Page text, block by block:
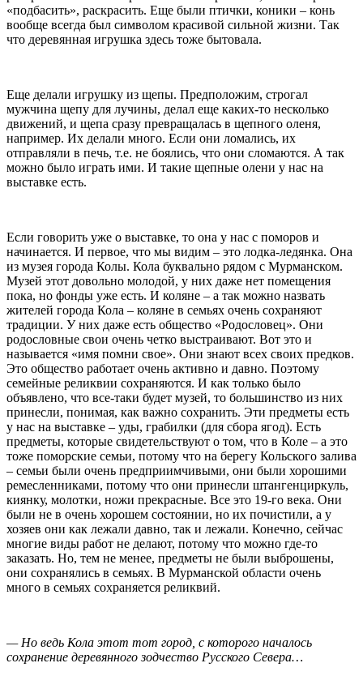
«подбасить», раскрасить. Еще были птички, коники – конь
вообще всегда был символом красивой сильной жизни. Так
что деревянная игрушка здесь тоже бытовала.
Еще делали игрушку из щепы. Предположим, строгал
мужчина щепу для лучины, делал еще каких-то несколько
движений, и щепа сразу превращалась в щепного оленя,
например. Их делали много. Если они ломались, их
отправляли в печь, т.е. не боялись, что они сломаются. А так
можно было играть ими. И такие щепные олени у нас на
выставке есть.
Если говорить уже о выставке, то она у нас с поморов и
начинается. И первое, что мы видим – это лодка-ледянка. Она
из музея города Колы. Кола буквально рядом с Мурманском.
Музей этот довольно молодой, у них даже нет помещения
пока, но фонды уже есть. И коляне – а так можно назвать
жителей города Кола – коляне в семьях очень сохраняют
традиции. У них даже есть общество «Родословец». Они
родословные свои очень четко выстраивают. Вот это и
называется «имя помни свое». Они знают всех своих предков.
Это общество работает очень активно и давно. Поэтому
семейные реликвии сохраняются. И как только было
объявлено, что все-таки будет музей, то большинство из них
принесли, понимая, как важно сохранить. Эти предметы есть
у нас на выставке – уды, грабилки (для сбора ягод). Есть
предметы, которые свидетельствуют о том, что в Коле – а это
тоже поморские семьи, потому что на берегу Кольского залива
– семьи были очень предприимчивыми, они были хорошими
ремесленниками, потому что они принесли штангенциркуль,
киянку, молотки, ножи прекрасные. Все это 19-го века. Они
были не в очень хорошем состоянии, но их почистили, а у
хозяев они как лежали давно, так и лежали. Конечно, сейчас
многие виды работ не делают, потому что можно где-то
заказать. Но, тем не менее, предметы не были выброшены,
они сохранялись в семьях. В Мурманской области очень
много в семьях сохраняется реликвий.
— Но ведь Кола этот тот город, с которого началось
сохранение деревянного зодчество Русского Севера…